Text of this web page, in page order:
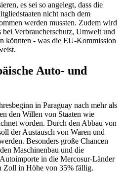
es sei so angelegt, dass die
nicht nach dem
werden mussten. Zudem wird
bei Verbraucherschutz, Umwelt und
könnten - was die EU-Kommission
Auto- und
in Paraguay nach mehr als
den Willen von Staaten wie
worden. Durch den Abbau von
der Austausch von Waren und
Besonders große Chancen
Maschinenbau und die
in die Mercosur-Länder
Zoll in Höhe von 35% fällig.